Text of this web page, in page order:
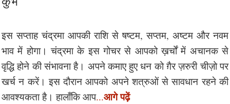
इस सप्ताह चंद्रमा आपकी राशि से षष्टम, सप्तम, अष्टम और नवम
भाव में होगा। चंद्रमा के इस गोचर से आपको ख़र्चों में अचानक से
वृद्धि होने की संभावना है। अपने कमाए हुए धन को ग़ैर ज़रुरी चीज़ो पर
खर्च न करें। इस दौरान आपको अपने शत्रुओं से सावधान रहने की
आवश्यकता है। हालाँकि आप...आगे पढ़ें